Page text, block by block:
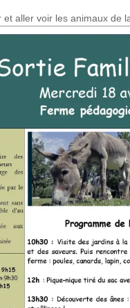
et aller voir les animaux de